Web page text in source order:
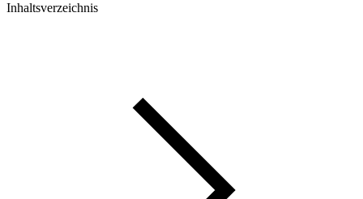
Inhaltsverzeichnis